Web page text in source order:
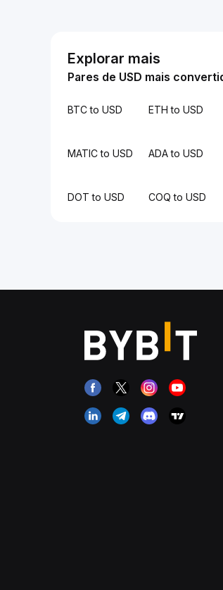
Explorar mais
Pares de USD mais
BTC to USD ETH to USD
MATIC to USD ADA to USD
DOT to USD COQ to USD